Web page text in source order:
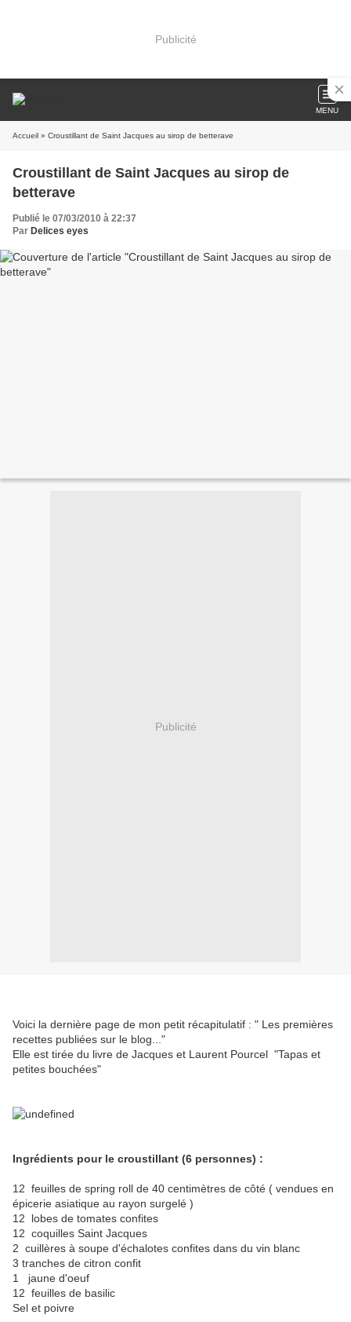
Publicité
MENU
Accueil » Croustillant de Saint Jacques au sirop de betterave
Croustillant de Saint Jacques au sirop de
betterave
Publié le 07/03/2010 à 22:37
Par Delices eyes
Publicité
Voici la dernière page de mon petit récapitulatif : " Les premières
recettes publiées sur le blog..."
Elle est tirée du livre de Jacques et Laurent Pourcel "Tapas et
petites bouchées"
Ingrédients pour le croustillant (6 personnes) :
12 feuilles de spring roll de 40 centimètres de côté ( vendues en
épicerie asiatique au rayon surgelé )
12 lobes de tomates confites
12 coquilles Saint Jacques
2 cuillères à soupe d'échalotes confites dans du vin blanc
3 tranches de citron confit
1 jaune d'oeuf
12 feuilles de basilic
Sel et poivre